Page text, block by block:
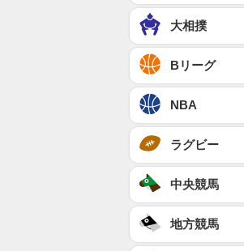
大相撲
Bリーグ
NBA
ラグビー
中央競馬
地方競馬